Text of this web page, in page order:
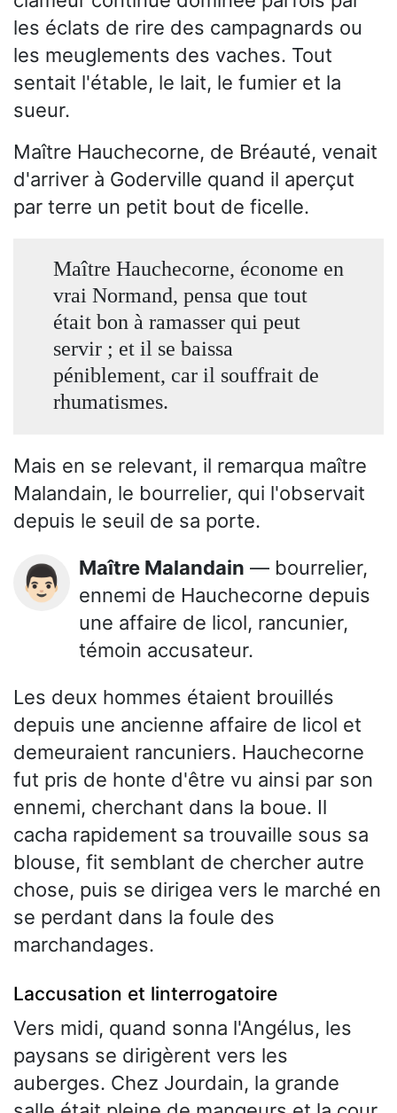
les éclats de rire des campagnards ou
les meuglements des vaches. Tout
sentait l'étable, le lait, le fumier et la
sueur.
Maître Hauchecorne, de Bréauté, venait
d'arriver à Goderville quand il aperçut
par terre un petit bout de ficelle.
Maître Hauchecorne, économe en
vrai Normand, pensa que tout
était bon à ramasser qui peut
servir ; et il se baissa
péniblement, car il souffrait de
rhumatismes.
Mais en se relevant, il remarqua maître
Malandain, le bourrelier, qui l'observait
depuis le seuil de sa porte.
👨🏻 Maître Malandain — bourrelier,
ennemi de Hauchecorne depuis
une affaire de licol, rancunier,
témoin accusateur.
Les deux hommes étaient brouillés
depuis une ancienne affaire de licol et
demeuraient rancuniers. Hauchecorne
fut pris de honte d'être vu ainsi par son
ennemi, cherchant dans la boue. Il
cacha rapidement sa trouvaille sous sa
blouse, fit semblant de chercher autre
chose, puis se dirigea vers le marché en
se perdant dans la foule des
marchandages.
Laccusation et linterrogatoire
Vers midi, quand sonna l'Angélus, les
paysans se dirigèrent vers les
auberges. Chez Jourdain, la grande